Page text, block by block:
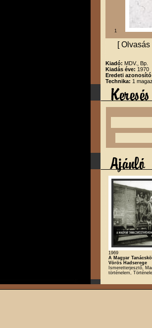
1
[
Kiadó: MDV., Bp.
Kiadás éve: 1970
Eredeti
Technika: 1
1969
A Magyar
Vörös Hadserege
Ismeretterjesztő,
történelem,